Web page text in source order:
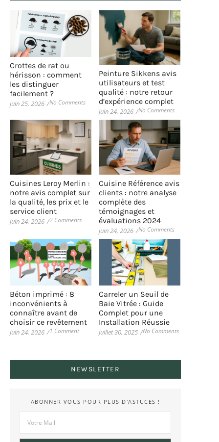
Crottes de rat ou
hérisson : comment
les distinguer
facilement ?
juin 25, 2026 /No Comments
Peinture Sikkens avis
utilisateurs et test
qualité : notre retour
d’expérience complet
juin 24, 2026 /No Comments
Cuisines Leroy Merlin :
notre avis complet sur
la qualité, les prix et le
service client
juin 24, 2026 /2 Comments
Cuisine Référence avis
clients : notre analyse
complète des
témoignages et
évaluations 2024
juin 24, 2026 /No Comments
Béton imprimé : 8
inconvénients à
connaître avant de
choisir ce revêtement
juin 24, 2026 /1 Comment
Carreler un Seuil de
Baie Vitrée : Guide
Complet pour une
Installation Réussie
juillet 30, 2025 /No Comments
NEWSLETTER
ABONNER VOUS POUR PLUS D'ASTUCES !